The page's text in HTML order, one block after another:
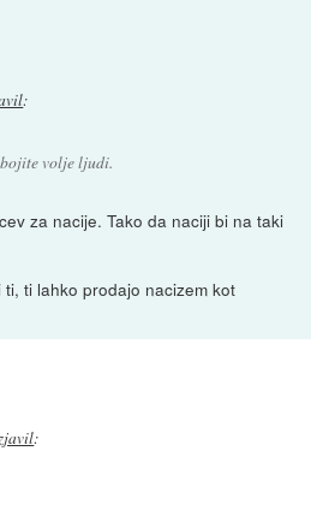
:
volje ljudi.
za nacije. Tako da naciji bi na taki
ti lahko prodajo nacizem kot
: